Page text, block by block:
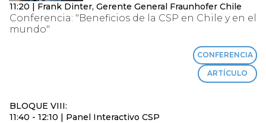
11:20 | Frank Dinter, Gerente General Fraunhofer Chile
Conferencia: "Beneficios de la CSP en Chile y en el
mundo"
CONFERENCIA
ARTÍCULO
BLOQUE VIII:
11:40 - 12:10 | Panel Interactivo CSP